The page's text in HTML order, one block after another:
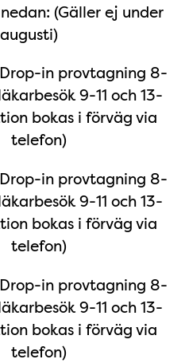
(Gäller ej under
in provtagning 8-
9-11 och 13-
bokas i förväg via
telefon)
in provtagning 8-
9-11 och 13-
bokas i förväg via
telefon)
in provtagning 8-
9-11 och 13-
bokas i förväg via
telefon)